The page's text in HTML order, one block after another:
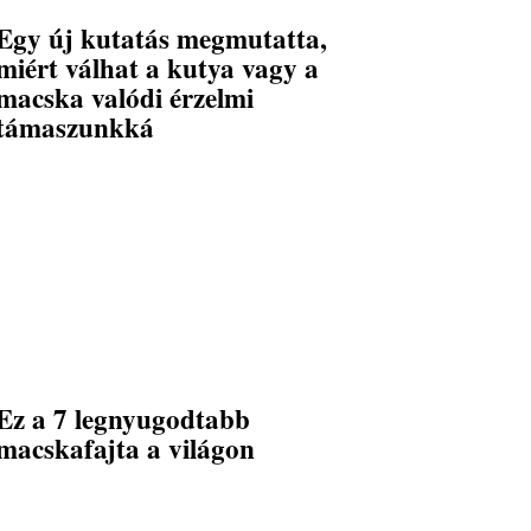
új kutatás megmutatta,
válhat a kutya vagy a
valódi érzelmi
a 7 legnyugodtabb
a világon